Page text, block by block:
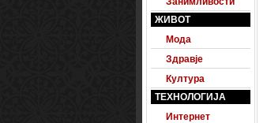
ЖИВОТ
Мода
Здравје
Култура
ТЕХНОЛОГИЈА
Интернет